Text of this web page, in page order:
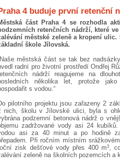
4 buduje první retenční
část Praha 4 se rozhodla
retenčních nádrží, které
městské zeleně a kropení
škole Jílovská.
„Naše městská část se tak bez
radní pro životní prostředí Ondřej
nádrží reagujeme na
několika let, protože
s vodou.“
pilotního projektu jsou zařazeny 2
nich, školu v Jílovské ulici, byla s
podzemní betonová nádrž o
zadržované vody asi 24
asi za 40 minut a po hodině
Při ročním místním
zisk dešťové vody přes 400 m3,
zeleně na školních pozemcích a